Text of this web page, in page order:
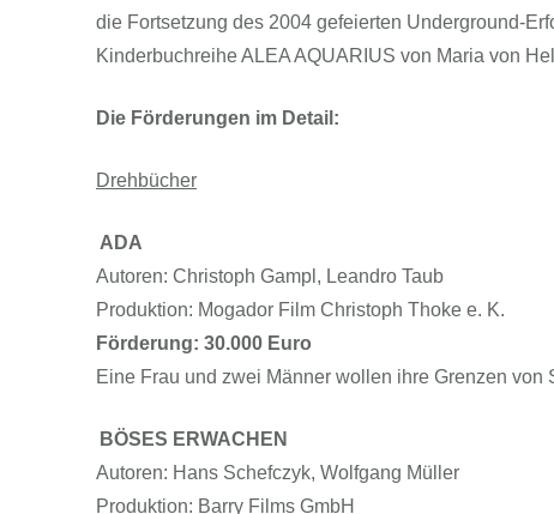
die Fortsetzung des 2004 gefeierten Underground-
Kinderbuchreihe ALEA AQUARIUS von Maria von
Die Förderungen im Detail:
Drehbücher
ADA
Autoren: Christoph Gampl, Leandro Taub
Produktion: Mogador Film Christoph Thoke e. K.
Förderung: 30.000 Euro
Eine Frau und zwei Männer wollen ihre Grenzen
BÖSES ERWACHEN
Autoren: Hans Schefczyk, Wolfgang Müller
Produktion: Barry Films GmbH